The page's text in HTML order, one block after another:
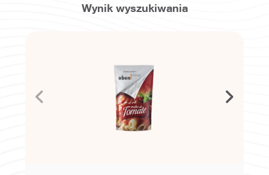
Wynik wyszukiwania